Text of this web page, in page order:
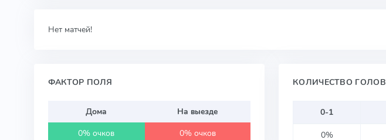
Нет матчей!
ФАКТОР ПОЛЯ
Дома
На выезде
0% очков
0% очков
КОЛИЧЕСТВО ГОЛОВ
0-1
0%